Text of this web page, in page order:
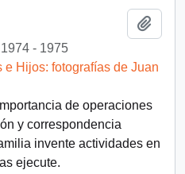
1974 - 1975
e Hijos: fotografías de Juan
de operaciones
y correspondencia
invente actividades en
ejecute.